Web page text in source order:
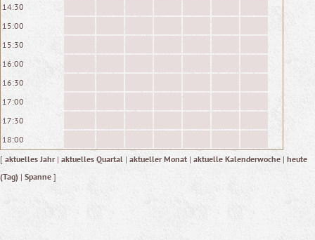
14:30
15:00
15:30
16:00
16:30
17:00
17:30
18:00
[ aktuelles Jahr| aktuelles Quartal | aktueller Monat | aktuelle Kalenderwoche| heute
(Tag) | Spanne ]